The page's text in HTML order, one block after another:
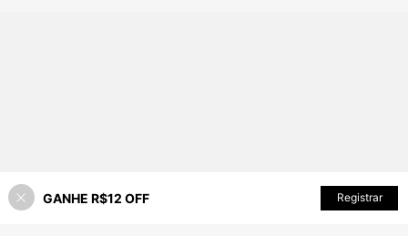
ADICIONAR AO CARRINHO
GANHE R$12 OFF Registrar